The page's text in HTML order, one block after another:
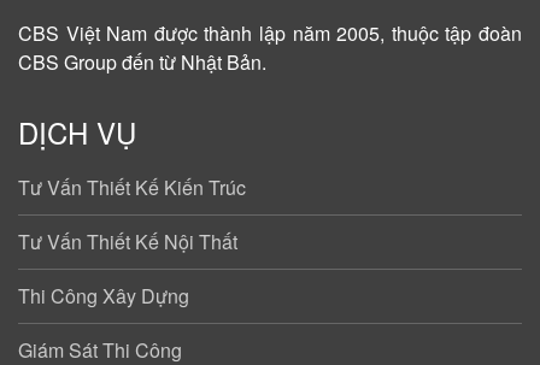
CBS Việt Nam đượcthành lập năm 2005, thuộc tập đoàn
CBS Group đến từ Nhật Bản.
DỊCH VỤ
Tư Vấn Thiết Kế Kiến Trúc
Tư Vấn Thiết Kế Nội Thất
Thi Công Xây Dựng
Giám Sát Thi Công